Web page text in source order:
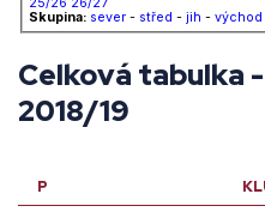
Skupina: sever - střed - jih - východ
Celková tabulka
2018/19
P